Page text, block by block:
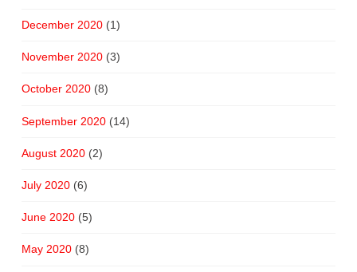
December 2020(1)
November 2020(3)
October 2020(8)
September 2020(14)
August 2020(2)
July 2020(6)
June 2020(5)
May 2020(8)